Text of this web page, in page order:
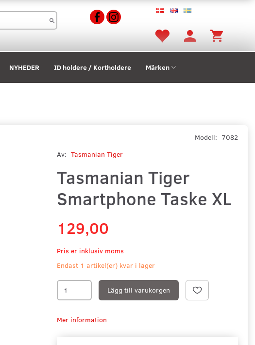
NYHEDER ID holdere / Kortholdere Märken
Modell: 7082
Av: Tasmanian Tiger
Tasmanian Tiger
Smartphone Taske XL
129,00
Pris er inklusiv moms
Endast 1 artikel(er) kvar i lager
Lägg till varukorgen
Mer information